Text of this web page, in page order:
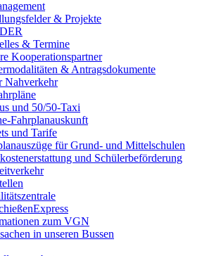
& Projekte
& Termine
Kooperationspartner
& Antragsdokumente
Nahverkehr
und 50/50-Taxi
Fahrplanauskunft
und Tarife
für Grund- und Mittelschulen
und Schülerbeförderung
zum VGN
in unseren Bussen